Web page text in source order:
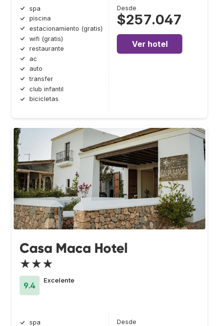
spa
piscina
estacionamiento (gratis)
wifi (gratis)
restaurante
ac
auto
transfer
club infantil
bicicletas
Desde
$257.047
Ver hotel
Casa Maca Hotel
★★★
9.4
Excelente
spa Desde